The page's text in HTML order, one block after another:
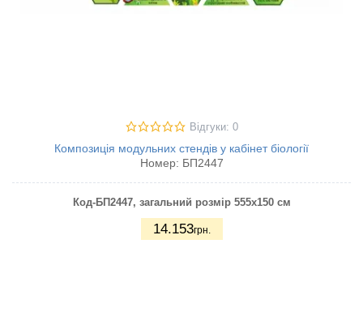
Відгуки: 0
Композиція модульних стендів у кабінет біології
Номер: БП2447
Код-БП2447, загальний розмір 555х150 см
14.153грн.